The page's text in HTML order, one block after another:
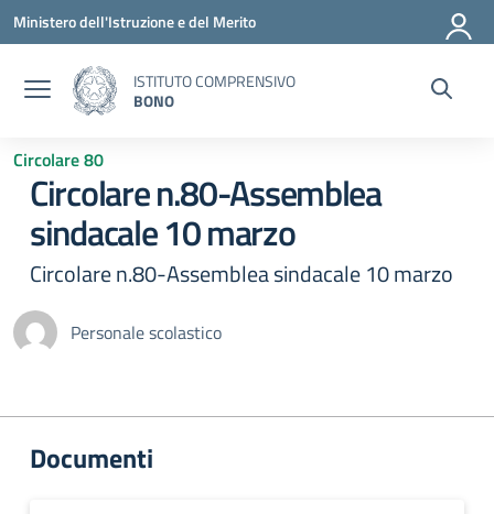
Vai ai contenuti
Vai al menu di navigazione
Vai al footer
Ministero dell'Istruzione e del Merito
ISTITUTO COMPRENSIVO
BONO
Circolare 80
Circolare n.80-Assemblea
sindacale 10 marzo
Circolare n.80-Assemblea sindacale 10 marzo
Personale scolastico
Documenti